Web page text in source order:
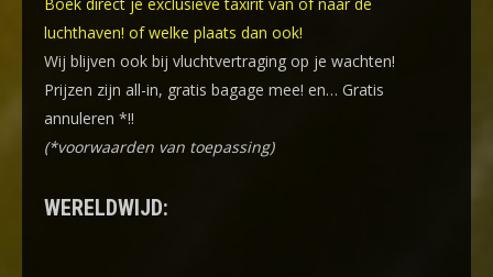
Boek direct je exclusieve taxirit van of naar de
luchthaven! of welke plaats dan ook!
Wij blijven ook bij vluchtvertraging op je wachten!
Prijzen zijn all-in, gratis bagage mee! en… Gratis
annuleren *!!
(*voorwaarden van toepassing)
WERELDWIJD: